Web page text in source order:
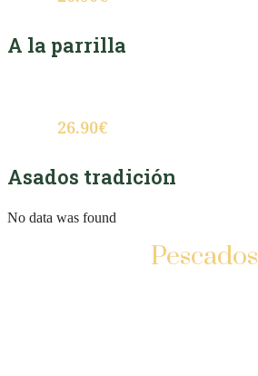
A la parrilla
26.90€
Asados tradición
No data was found
Pescados